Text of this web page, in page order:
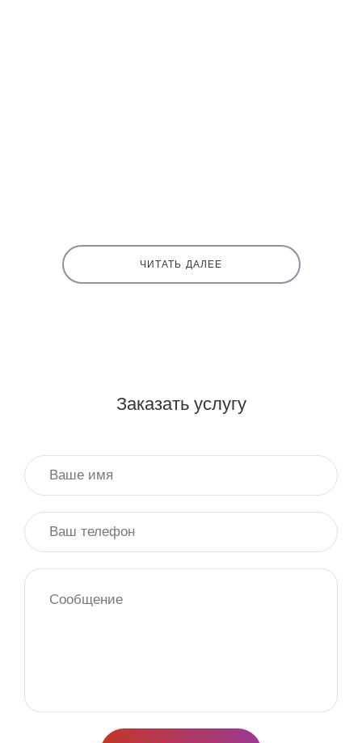
ЧИТАТЬ ДАЛЕЕ
Заказать услугу